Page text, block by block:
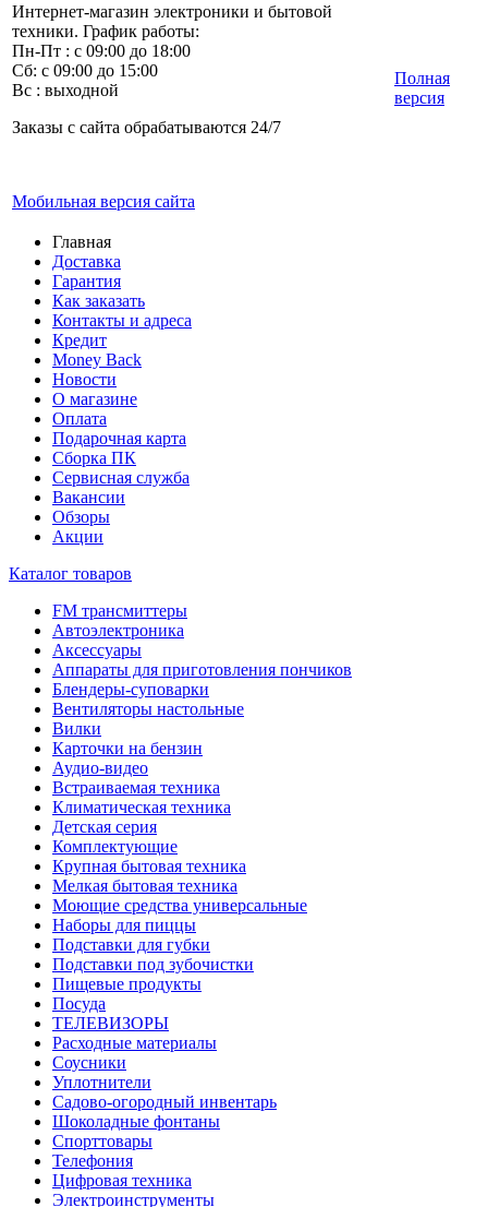
Интернет-магазин электроники и бытовой
техники. График работы:
Пн-Пт : с 09:00 до 18:00
Сб: с 09:00 до 15:00
Вс : выходной
Заказы с сайта обрабатываются 24/7
Мобильная версия сайта
Полная
версия
Главная
Доставка
Гарантия
Как заказать
Контакты и адреса
Кредит
Money Back
Новости
О магазине
Оплата
Подарочная карта
Сборка ПК
Сервисная служба
Вакансии
Обзоры
Акции
Каталог товаров
FM трансмиттеры
Автоэлектроника
Аксессуары
Аппараты для приготовления пончиков
Блендеры-суповарки
Вентиляторы настольные
Вилки
Карточки на бензин
Аудио-видео
Встраиваемая техника
Климатическая техника
Детская серия
Комплектующие
Крупная бытовая техника
Мелкая бытовая техника
Моющие средства универсальные
Наборы для пиццы
Подставки для губки
Подставки под зубочистки
Пищевые продукты
Посуда
ТЕЛЕВИЗОРЫ
Расходные материалы
Соусники
Уплотнители
Садово-огородный инвентарь
Шоколадные фонтаны
Спорттовары
Телефония
Цифровая техника
Электроинструменты